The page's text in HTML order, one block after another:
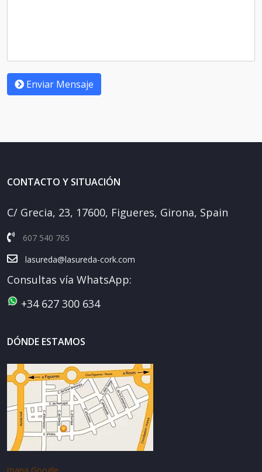
Enviar Mensaje
CONTACTO Y SITUACIÓN
C/ Grecia, 23, 17600, Figueres, Girona, Spain
607 540 765
lasureda@lasureda-cork.com
Consultas vía WhatsApp:
+34 627 300 634
DÓNDE ESTAMOS